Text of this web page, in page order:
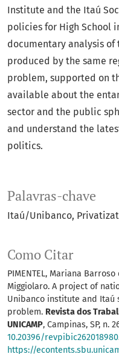
Palavras-chave
Itaú/Unibanco
Como Citar
PIMENTEL, Mariana
Miggiolaro. A project of
Unibanco institute and
problem. Revista dos
UNICAMP, Campinas, SP, n.
10.20396/revpibic262018980
https://
Institute and the Itaú
policies for High School
documentary analysis
produced by the same
problem, supported on
available about the
sector and the public
and understand the
politics.